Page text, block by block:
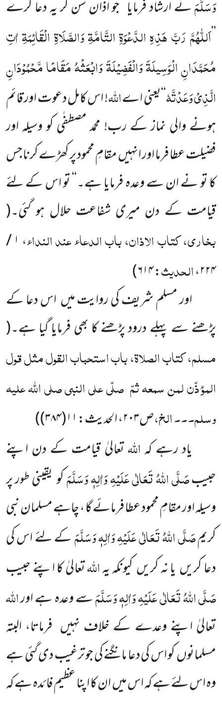
وَسَلَّمَنے ارشاد فرمایا ’’جو اذان سن کر یہ دعا کرے
’’اَللّٰہُمَّ رَبَّ ہَذِہِ الدَّعْوَۃِ التَّامَّۃِ وَالصَّلَاۃِ الْقَائِمَۃِاٰتِ
مُحَمَّدَانِالْوَسِیلَۃَ وَالْفَضِیْلَۃَ وَابْعَثْہُ مَقَامًا مَّحْمُوْدَانِ
الَّذِیْ وَعَدْتَّہٗ‘‘یعنی اےاللّٰہ! اس کامل دعوت اور قائم
ہونے والی نماز کے رب! محمد مصطفٰی کو وسیلہ اور
فضیلت عطا فرما اور انہیں مقامِ محمود پر کھڑے کرنا جس
کا تو نے ان سے وعدہ فرمایا ہے۔‘‘ تو اس کے لئے
قیامت کے دن میری شفاعت حلال ہو گئی۔(
بخاری، کتاب الاذان، باب الدعاء عند النداء، ۱ /
۲۲۴،الحدیث:۶۱۴)
اور مسلم شریف کی روایت میں اس دعا کے
پڑھنے سے پہلے درود پڑھنے کا بھی فرمایا گیا ہے۔(
مسلم، کتاب الصلاۃ، باب استحباب القول مثل قول
المؤذّن لمن سمعہ ثمّ صلّی علی النبی صلی اللّٰہ علیہ
وسلم۔۔۔ الخ،ص۲۰۳، الحدیث:۱۱(۳۸۴)
)
یاد رہے کہاللّٰہتعالیٰ قیامت کے دن اپنے
حبیبصَلَّی اللّٰہُ تَعَالٰی عَلَیْہِ وَاٰلِہٖ وَسَلَّمَکو یقینی طور پر
وسیلہ اور مقامِ محمود عطا فرمائے گا ، چاہے مسلمان نبی
کریمصَلَّی اللّٰہُ تَعَالٰی عَلَیْہِ وَاٰلِہٖ وَسَلَّمَکے لئے اس کی
دعا کریں یا نہ کریں کیونکہ یہاللّٰہتعالیٰ کا اپنے حبیب
صَلَّی اللّٰہُ تَعَالٰی عَلَیْہِ وَاٰلِہٖ وَسَلَّمَسے وعدہ ہے اوراللّٰہ
تعالیٰ اپنے وعدے کے خلاف نہیں فرماتا، البتہ
مسلمانوں کو اس کی دعا مانگنے کی جو ترغیب دی گئی ہے
وہ اس لئے ہے کہ اس میں ان کا اپنا عظیم فائدہ ہے کہ